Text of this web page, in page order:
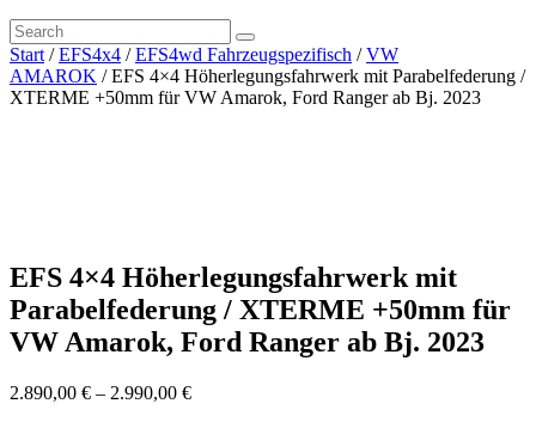
Start /EFS4x4 /EFS4wd Fahrzeugspezifisch /VW
AMAROK / EFS 4×4 Höherlegungsfahrwerk mit Parabelfederung /
XTERME +50mm für VW Amarok, Ford Ranger ab Bj. 2023
EFS 4×4 Höherlegungsfahrwerk mit
Parabelfederung / XTERME +50mm für
VW Amarok, Ford Ranger ab Bj. 2023
2.890,00 € – 2.990,00 €Preisspanne: